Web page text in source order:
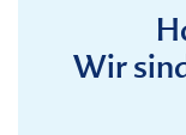
Wir